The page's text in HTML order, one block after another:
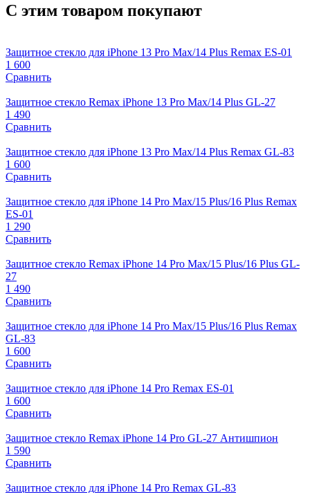
С этим товаром покупают
Защитное стекло для iPhone 13 Pro Max/14 Plus Remax ES-01
1 600
Сравнить
Защитное стекло Remax iPhone 13 Pro Max/14 Plus GL-27
1 490
Сравнить
Защитное стекло для iPhone 13 Pro Max/14 Plus Remax GL-83
1 600
Сравнить
Защитное стекло для iPhone 14 Pro Max/15 Plus/16 Plus Remax
ES-01
1 290
Сравнить
Защитное стекло Remax iPhone 14 Pro Max/15 Plus/16 Plus GL-
27
1 490
Сравнить
Защитное стекло для iPhone 14 Pro Max/15 Plus/16 Plus Remax
GL-83
1 600
Сравнить
Защитное стекло для iPhone 14 Pro Remax ES-01
1 600
Сравнить
Защитное стекло Remax iPhone 14 Pro GL-27 Антишпион
1 590
Сравнить
Защитное стекло для iPhone 14 Pro Remax GL-83